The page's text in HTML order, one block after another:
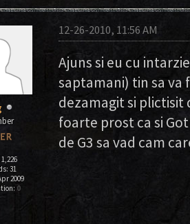
31
2009
0
12-26-2010, 11:56 AM
Ajuns si eu cu
saptamani) tin sa va
dezamagit si plictisit
foarte prost ca si
de G3 sa vad cam